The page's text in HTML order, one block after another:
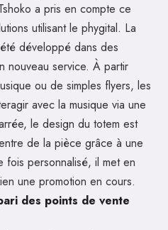
a pris en compte ce
utilisant le phygital. La
développé dans des
nouveau service. À partir
ou de simples flyers, les
avec la musique via une
le design du totem est
de la pièce grâce à une
fois personnalisé, il met en
une promotion en cours.
des points de vente